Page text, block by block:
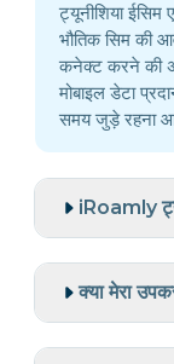
ट्यूनीशिया
भौतिक सिम की
कनेक्ट करने की
मोबाइल डेटा
समय जुड़े रहना
iRoamly
क्या मेरा